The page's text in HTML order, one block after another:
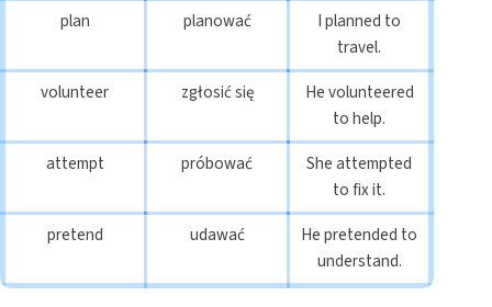
plan
planować
I planned to
travel.
volunteer
zgłosić się
He volunteered
to help.
attempt
próbować
She attempted
to fix it.
pretend
udawać
He pretended to
understand.